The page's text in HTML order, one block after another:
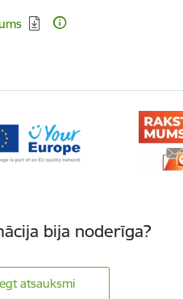
bija noderīga?
atsauksmi